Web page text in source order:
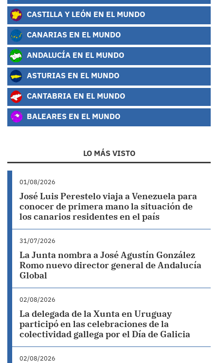
CASTILLA Y LEÓN EN EL MUNDO
CANARIAS EN EL MUNDO
ANDALUCÍA EN EL MUNDO
ASTURIAS EN EL MUNDO
CANTABRIA EN EL MUNDO
BALEARES EN EL MUNDO
LO MÁS VISTO
01/08/2026
José Luis Perestelo viaja a Venezuela para
conocer de primera mano la situación de
los canarios residentes en el país
31/07/2026
La Junta nombra a José Agustín González
Romo nuevo director general de Andalucía
Global
02/08/2026
La delegada de la Xunta en Uruguay
participó en las celebraciones de la
colectividad gallega por el Día de Galicia
02/08/2026